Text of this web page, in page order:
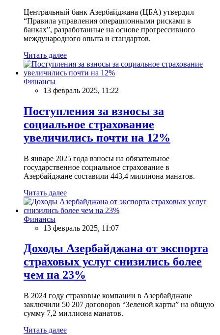
Центральный банк Азербайджана (ЦБА) утвердил
“Правила управления операционными рисками в
банках”, разработанные на основе прогрессивного
международного опыта и стандартов.
Читать далее
Финансы
13 февраль 2025, 11:22
Поступления за взносы за
социальное страхование
увеличились почти на 12%
В январе 2025 года взносы на обязательное
государственное социальное страхование в
Азербайджане составили 443,4 миллиона манатов.
Читать далее
Финансы
13 февраль 2025, 11:07
Доходы Азербайджана от экспорта
страховых услуг снизились более
чем на 23%
В 2024 году страховые компании в Азербайджане
заключили 50 207 договоров “Зеленой карты” на общую
сумму 7,2 миллиона манатов.
Читать далее